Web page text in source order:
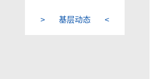
基层动态